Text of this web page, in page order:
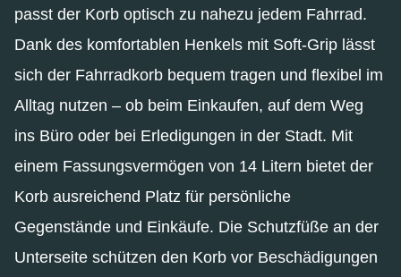
passt der Korb optisch zu nahezu jedem Fahrrad.
Dank des komfortablen Henkels mit Soft-Grip lässt
sich der Fahrradkorb bequem tragen und flexibel im
Alltag nutzen – ob beim Einkaufen, auf dem Weg
ins Büro oder bei Erledigungen in der Stadt. Mit
einem Fassungsvermögen von 14 Litern bietet der
Korb ausreichend Platz für persönliche
Gegenstände und Einkäufe. Die Schutzfüße an der
Unterseite schützen den Korb vor Beschädigungen